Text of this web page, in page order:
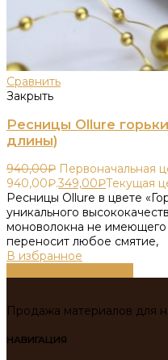
Сравнить
Закрыть
Ресницы Ollure
длины)
940,00₽ Первоначальная
940,00₽.349,00₽Текущая
Ресницы Ollure в цвете
уникального
моноволокна не имеющего
переносит любое смятие,
В избранное
Продажа материалов для
НАВИГАЦИЯ